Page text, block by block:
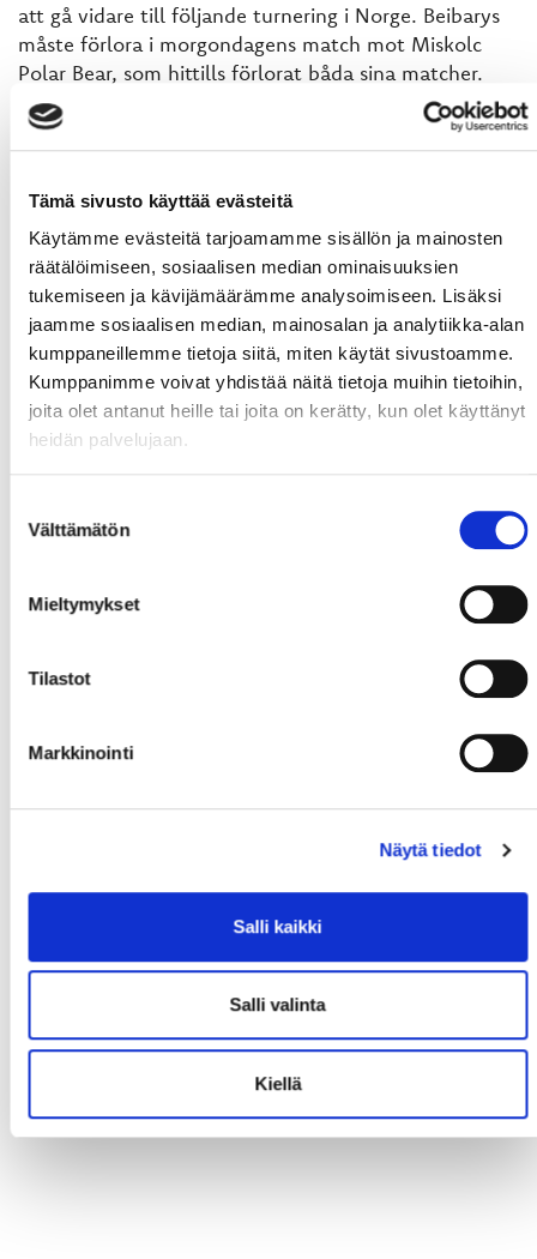
Tämä sivusto käyttää evästeitä
Käytämme evästeitä tarjoamamme sisällön ja mainosten
räätälöimiseen, sosiaalisen median ominaisuuksien
tukemiseen ja kävijämäärämme analysoimiseen. Lisäksi
jaamme sosiaalisen median, mainosalan ja analytiikka-alan
kumppaneillemme tietoja siitä, miten käytät sivustoamme.
Kumppanimme voivat yhdistää näitä tietoja muihin tietoihin,
joita olet antanut heille tai joita on kerätty, kun olet käyttänyt
heidän palvelujaan.
valinta
Välttämätön
Mieltymykset
Tilastot
Markkinointi
Näytä tiedot
Salli kaikki
Salli valinta
Kiellä
att gå vidare till följande turnering i Norge. Beibarys
måste förlora i morgondagens match mot Miskolc
Polar Bear, som hittills förlorat båda sina matcher.
Efter den matchen spelar Sport en avgörande match,
eller en betydelselös match. Sport – Liepajas
Metalurgs startar 18.30.
1-0 [08.20] Erik Riska (Eetu Heikkinen) PP
2-0 [10.28] Toni Jalo (Eetu Heikkinen) PP
3-0 [15.53] Toni Jalo (Eetu Heikkinen) PP
3-1 [22.50]
4-1 [23.46] Tomi Pekkala (Kim Nabb) PP
4-2 [26.19] PP
4-3 [41.41]
4-4 [52.17]
Beibarys Aturau Mikhail Nemolodyshev 12+0+0= 12
Beibarys Atarau Martin Raitums 1+11+15=27 räddningar